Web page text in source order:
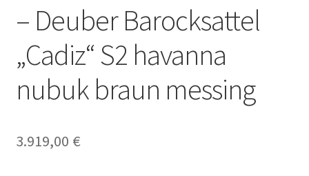
– Deuber Barocksattel
„Cadiz“ S2 havanna
nubuk braun messing
3.919,00 €